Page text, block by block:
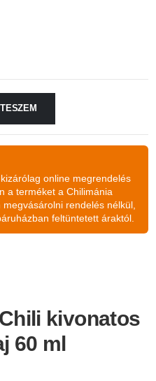
online megrendelés
a terméket a Chilimánia
rendelés nélkül,
feltüntetett áraktól.
kivonatos
60 ml